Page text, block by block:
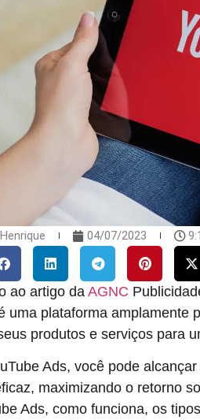
04/07/2023
ao artigo daAGNC
uma plataforma amplamente
produtos e serviços para
Ads, você pode
maximizando o retorno
Ads, como funciona, os